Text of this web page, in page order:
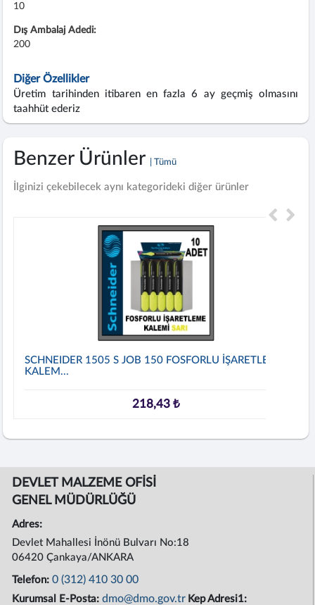
10
Dış Ambalaj Adedi:
200
Diğer Özellikler
Üretim tarihinden itibaren en fazla 6 ay geçmiş olmasını
taahhüt ederiz
Benzer Ürünler | Tümü
İlginizi çekebilecek aynı kategorideki diğer ürünler
SCHNEIDER 1505 S JOB 150 FOSFORLU İŞARETLEME
KALEM...
218,43 ₺
DEVLET MALZEME OFİSİ
GENEL MÜDÜRLÜĞÜ
Adres:
Devlet Mahallesi İnönü Bulvarı No:18
06420 Çankaya/ANKARA
Telefon:0 (312) 410 30 00
Kurumsal E-Posta:dmo@dmo.gov.tr Kep Adresi1: